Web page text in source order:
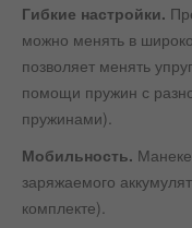
Гибкие настройки.
можно менять в
позволяет менять
помощи пружин с
пружинами).
Мобильность.
заряжаемого
комплекте).